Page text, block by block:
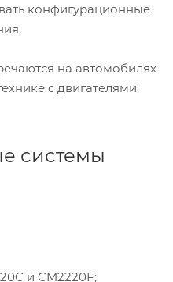
конфигурационные
на автомобилях
с двигателями
системы
и CM2220F;